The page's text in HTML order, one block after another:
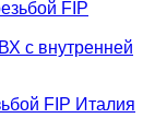
FIP Италия